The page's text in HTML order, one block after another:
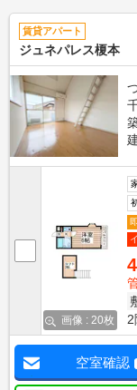
賃貸アパート
ジュネパレス榎本
画像 : 20枚
2
空室確認